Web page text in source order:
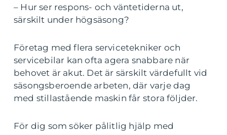
– Hur ser respons- och väntetiderna ut,
särskilt under högsäsong?
Företag med flera servicetekniker och
servicebilar kan ofta agera snabbare när
behovet är akut. Det är särskilt värdefullt vid
säsongsberoende arbeten, där varje dag
med stillastående maskin får stora följder.
För dig som söker pålitlig hjälp med